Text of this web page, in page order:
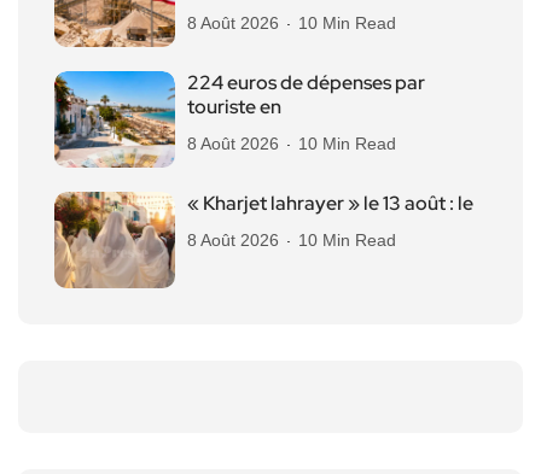
8 Août 2026 10 Min Read
224 euros de dépenses par
touriste en
8 Août 2026 10 Min Read
« Kharjet lahrayer » le 13 août : le
8 Août 2026 10 Min Read